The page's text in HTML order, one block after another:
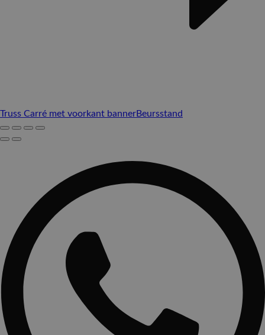
Truss Carré met voorkant bannerBeursstand